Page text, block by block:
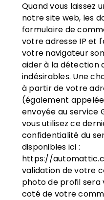
Quand vous laissez
notre site web, les
formulaire de
votre adresse IP et
votre navigateur
aider à la détection
indésirables. Une
à partir de votre
(également
envoyée au service
vous utilisez ce
confidentialité du
disponibles ici :
https://
validation de votre
photo de profil sera
coté de votre